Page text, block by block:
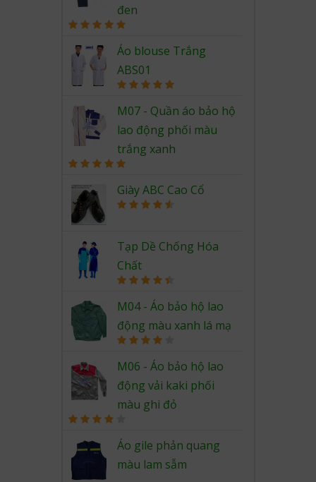
đen
out of 5
Áo blouse Trắng
ABS01
out of 5
M07 - Quần áo bảo hộ
lao động phối màu
trắng xanh
out of 5 Giày ABC Cao Cổ
Tạp Dề Chống Hóa
Chất
out of 5
M04 - Áo bảo hộ lao
động màu xanh lá mạ
4.00out
of 5
M06 - Áo bảo hộ lao
động vải kaki phối
màu ghi đỏ
4.00out
of 5
Áo gile phản quang
màu lam sẫm